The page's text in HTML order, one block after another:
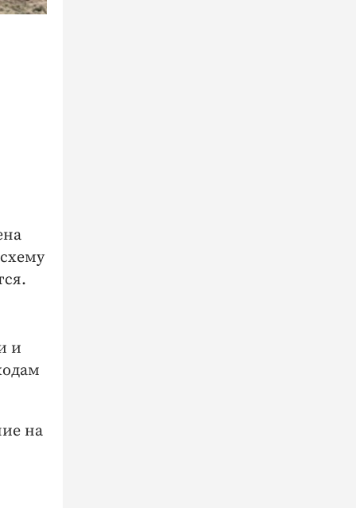
и
на